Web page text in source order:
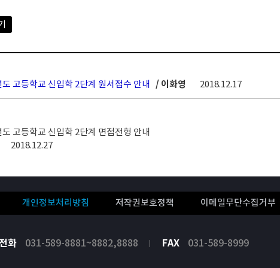
고등학교 신입학 2단계 원서접수 안내 / 이화영 2018.12.17
고등학교 신입학 2단계 면접전형 안내
2018.12.27
개인정보처리방침 저작권보호정책 이메일무단수집거부
화 031-589-8881~8882,8888 FAX 031-589-8999